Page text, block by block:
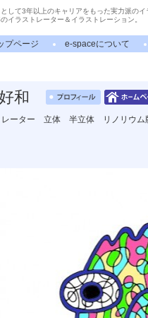
して3年以上のキャリアをもった実力派のイ
イラストレーター＆イラストレーション。
プページ e-spaceについて
和
レーター 立体 半立体 リノリウ